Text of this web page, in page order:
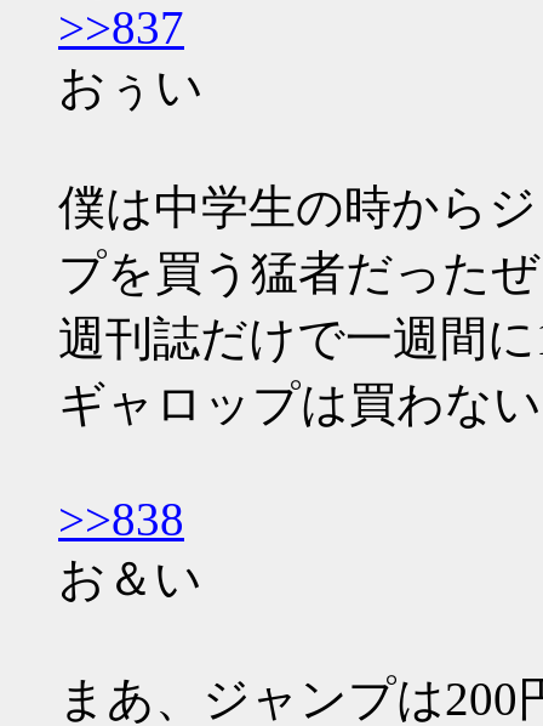
>>837
おぅい
僕は中学生の時から
プを買う猛者だった
週刊誌だけで一週間
ギャロップは買わな
>>838
お＆い
まあ、ジャンプは